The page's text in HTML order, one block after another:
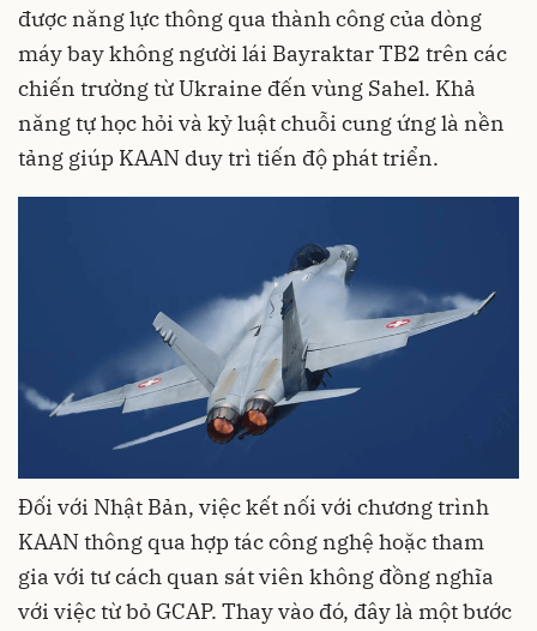
được năng lực thông qua thành công của dòng
máy bay không người lái Bayraktar TB2 trên các
chiến trường từ Ukraine đến vùng Sahel. Khả
năng tự học hỏi và kỷ luật chuỗi cung ứng là nền
tảng giúp KAAN duy trì tiến độ phát triển.
Đối với Nhật Bản, việc kết nối với chương trình
KAAN thông qua hợp tác công nghệ hoặc tham
gia với tư cách quan sát viên không đồng nghĩa
với việc từ bỏ GCAP. Thay vào đó, đây là một bước